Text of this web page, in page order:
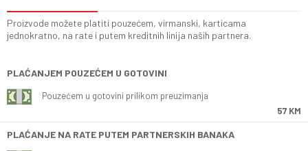
Proizvode možete platiti pouzećem, virmanski, karticama
jednokratno, na rate i putem kreditnih linija naših partnera.
PLAĆANJEM POUZEĆEM U GOTOVINI
Pouzećem u gotovini prilikom preuzimanja
57 KM
PLAĆANJE NA RATE PUTEM PARTNERSKIH BANAKA